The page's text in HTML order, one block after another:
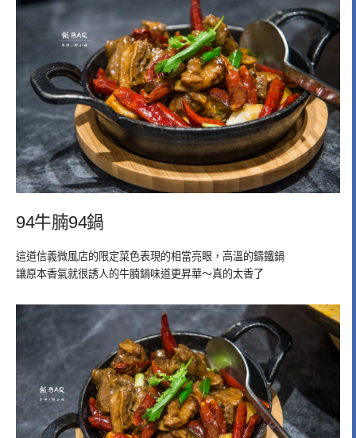
94牛腩94鍋
這道信義微風店的限定菜色表現的相當亮眼，高溫的鑄鐵鍋
讓原本香氣就很誘人的牛腩鍋味道更昇華～真的太香了